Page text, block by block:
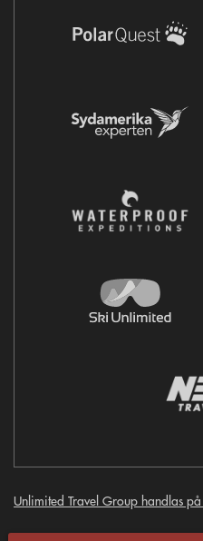
Unlimited Travel Group handlas